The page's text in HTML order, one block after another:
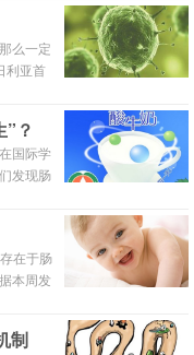
么一定
利亚首
？
国际学
发现肠
在于肠
本周发
制